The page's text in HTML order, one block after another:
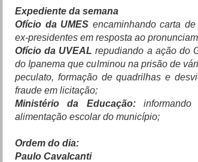
Expediente da semana
Ofício da UMES encaminhando carta
ex-presidentes em resposta ao
Ofício da UVEALrepudiando a ação do
do Ipanema que culminou na prisão de
peculato, formação de quadrilhas e
fraude em licitação;
Ministério da Educação:informando
alimentação escolar do município;
Ordem do dia:
Paulo Cavalcanti